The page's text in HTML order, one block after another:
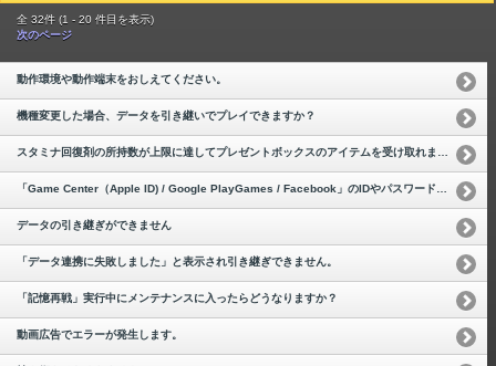
全 32件 (1 - 20 件目を表示)
次のページ
動作環境や動作端末をおしえてください。
機種変更した場合、データを引き継いでプレイできますか？
データの引き継ぎができません
「データ連携に失敗しました」と表示され引き継ぎできません。
「記憶再戦」実行中にメンテナンスに入ったらどうなりますか？
動画広告でエラーが発生します。